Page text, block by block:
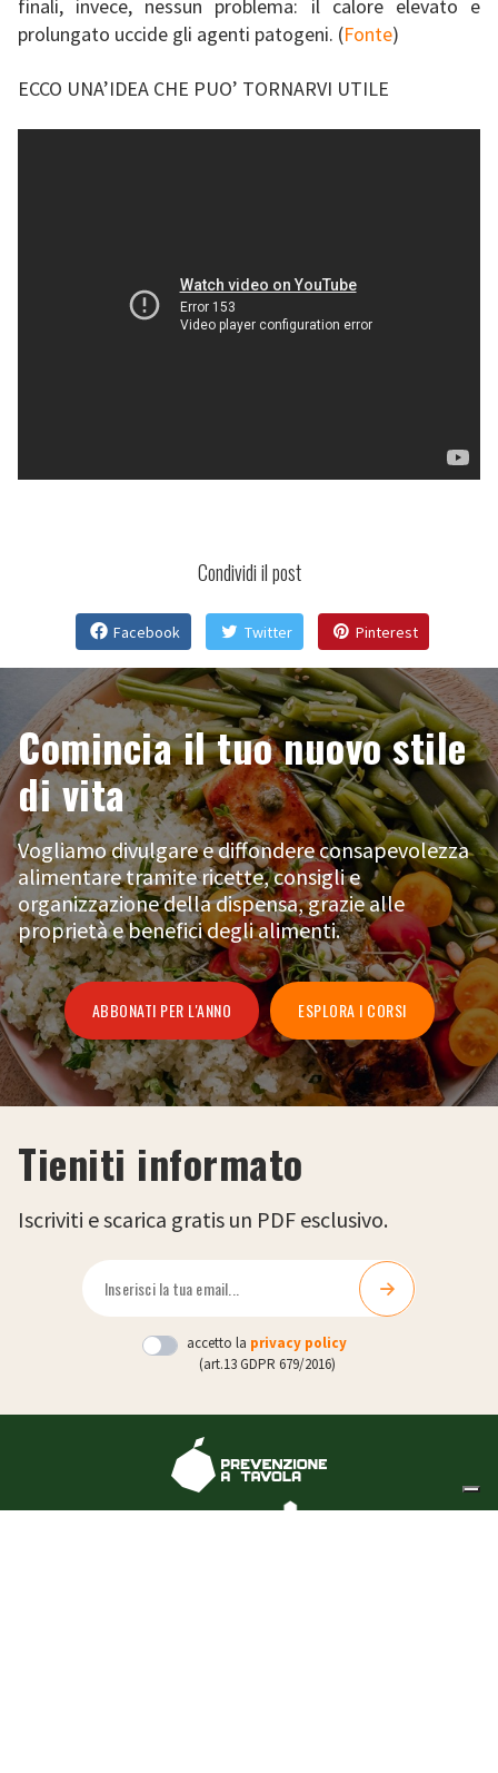
finali, invece, nessun problema: il calore elevato e
prolungato uccide gli agenti patogeni. (Fonte)
ECCO UNA’IDEA CHE PUO’ TORNARVI UTILE
Condividi il post
Facebook Twitter Pinterest
Comincia il tuo nuovo stile
di vita
Vogliamo divulgare e diffondere consapevolezza
alimentare tramite ricette, consigli e
organizzazione della dispensa, grazie alle
proprietà e benefici degli alimenti.
ABBONATI PER L'ANNO ESPLORA I CORSI
Tieniti informato
Iscriviti e scarica gratis un PDF esclusivo.
accetto la privacy policy
(art.13 GDPR 679/2016)